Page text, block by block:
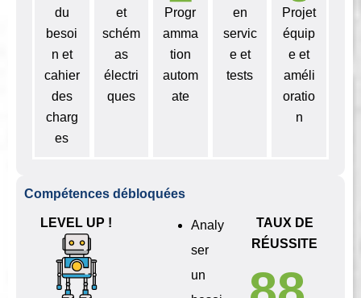
du
besoi
n et
cahier
des
charg
es
et
schém
as
électri
ques
Progr
amma
tion
autom
ate
en
servic
e et
tests
Projet
équip
e et
améli
oratio
n
Compétences débloquées
LEVEL UP !
Analy
ser
un
TAUX DE
RÉUSSITE